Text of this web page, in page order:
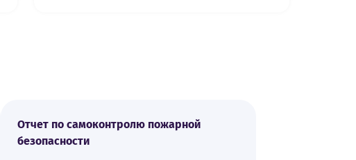
Отчет по самоконтролю пожарной
безопасности